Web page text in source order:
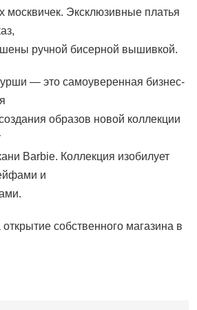
москвичек. Эксклюзивные платья
ручной бисерной вышивкой.
— это самоуверенная бизнес-
образов новой коллекции
Barbie. Коллекция изобилует
и
собственного магазина в